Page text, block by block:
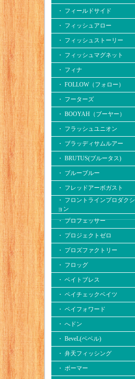
・ フィールドサイド
・ フィッシュアロー
・ フィッシュストーリー
・ フィッシュマグネット
・ フィナ
・ FOLLOW（フォロー）
・ フーターズ
・ BOOYAH（ブーヤー）
・ フラッシュユニオン
・ ブラッディサムルアー
・ BRUTUS(ブルータス)
・ ブルーブルー
・ フレッドアーボガスト
・ フロントラインプロダクシ
ョン
・ プロフェッサー
・ プロジェクトゼロ
・ プロズファクトリー
・ フロッグ
・ ベイトブレス
・ ペイチェックベイツ
・ ペイフォワード
・ へドン
・ BeveL(ベベル)
・ 弁天フィッシング
・ ボーマー